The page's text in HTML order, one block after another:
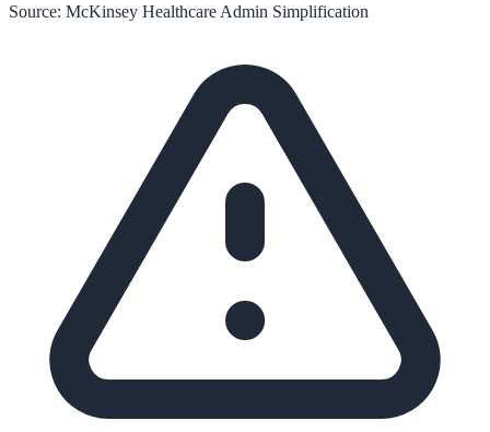
Source: McKinsey Healthcare Admin Simplification